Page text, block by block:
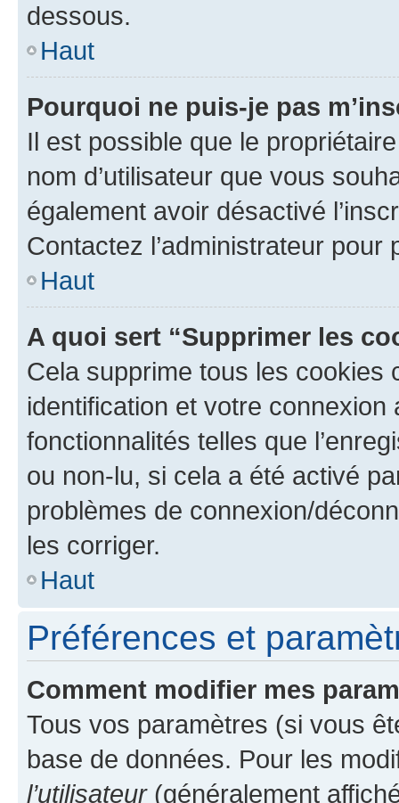
dessous.
Haut
Pourquoi ne puis-je pas
Il est possible que le
nom d’utilisateur que vous
également avoir désactivé
Contactez l’administrateur
Haut
A quoi sert “Supprimer les
Cela supprime tous les cookies
identification et votre
fonctionnalités telles que
ou non-lu, si cela a été activé
problèmes de connexion/
les corriger.
Haut
Préférences et
Comment modifier mes
Tous vos paramètres (si vous
base de données. Pour les
l’utilisateur(généralement